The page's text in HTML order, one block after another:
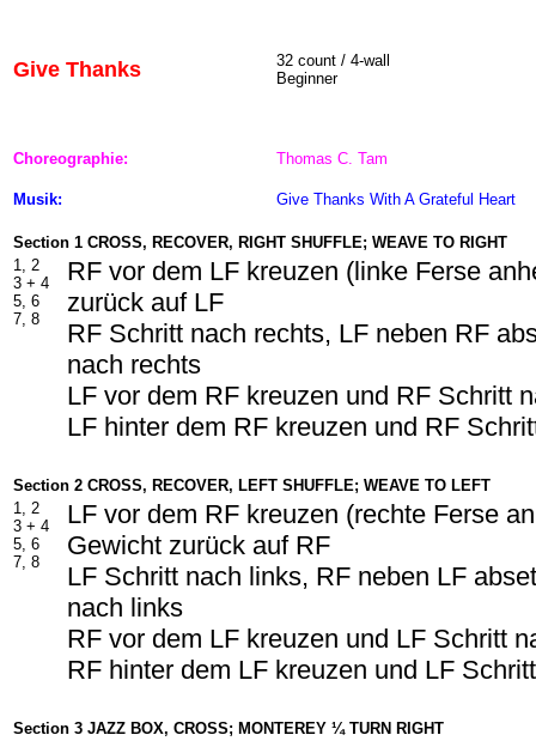
Give Thanks
32 count / 4-wall
Beginner
Choreographie: Thomas C. Tam
Musik: Give Thanks With A Grateful Heart
Section 1 CROSS, RECOVER, RIGHT SHUFFLE; WEAVE TO RIGHT
1, 2
3 + 4
5, 6
7, 8
RF vor dem LF kreuzen (linke Ferse
zurück auf LF
RF Schritt nach rechts, LF neben RF
nach rechts
LF vor dem RF kreuzen und RF Schritt
LF hinter dem RF kreuzen und RF
Section 2 CROSS, RECOVER, LEFT SHUFFLE; WEAVE TO LEFT
1, 2
3 + 4
5, 6
7, 8
LF vor dem RF kreuzen (rechte Ferse
Gewicht zurück auf RF
LF Schritt nach links, RF neben LF
nach links
RF vor dem LF kreuzen und LF Schritt
RF hinter dem LF kreuzen und LF
Section 3 JAZZ BOX, CROSS; MONTEREY ¼ TURN RIGHT